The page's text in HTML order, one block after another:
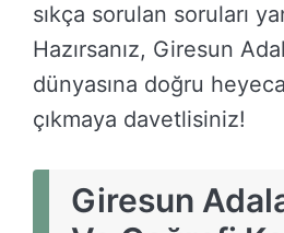
sıkça sorulan soruları
Hazırsanız, Giresun
dünyasına doğru
çıkmaya davetlisiniz!
Giresun